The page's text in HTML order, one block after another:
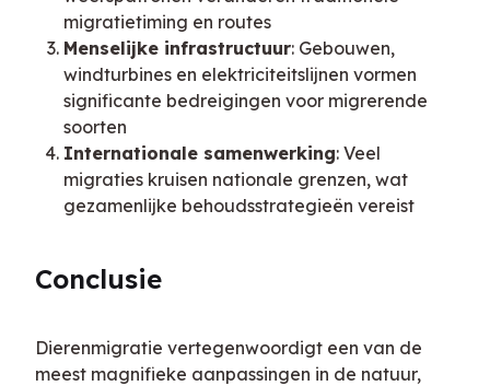
migratietiming en routes
Menselijke infrastructuur: Gebouwen,
windturbines en elektriciteitslijnen vormen
significante bedreigingen voor migrerende
soorten
Internationale samenwerking: Veel
migraties kruisen nationale grenzen, wat
gezamenlijke behoudsstrategieën vereist
Conclusie
Dierenmigratie vertegenwoordigt een van de
meest magnifieke aanpassingen in de natuur,